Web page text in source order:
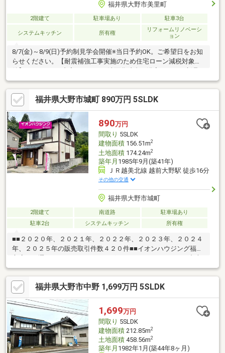
福井県大野市美里町
2階建て 駐車場あり 駐車3台
システムキッチン 所有権
リフォームリノベーシ
ョン
8/7(金)～8/9(日)予約制見学会開催※当日予約OK。ご希望日をお知
らせください。【耐震補強工事実施のため住宅ローン減税対象物
交換/各居室クロス張替/リビングフロア重張/防蟻工事/ハウスクリ
ーニング/鍵交換 等●間取・駐車場・庭・5SLDK・3台駐車可能●
周辺施設・有終東小学校 300m（徒歩４分）・陽明中学校
1300m（徒歩17分）・ローソン大野月見町店550m（徒歩7分）・
ハニー食鮮館こぶし通り店1300m（徒歩17分）●おすすめポイン
ト白蟻防蟻工事施工後5年間保証。返済額や融資可
福井県大野市城町 890万円 5SLDK
890万円
間取り 5SLDK
建物面積156.51m2
土地面積174.24m2
築年月 1985年9月(築41年)
ＪＲ越美北線 越前大野駅 徒歩16分
その他の交通
福井県大野市城町
2階建て 南道路
駐車場あり
駐車2台
システムキッチン 所有権
■■２０２０年、２０２１年、２０２２年、２０２３年、２０２４
年、２０２５年の販売取引件数４２０件■■イオンハウジング福井
住宅～１３．８帖のリビング＋事務所付き！【城町の中古住宅】
～５LDK～・トイレ2箇所・エアコン照明付き・駐車場２台可【周
辺環境】・有終西小学校徒歩６分・コンビニ徒歩１４分・スーパ
ー徒歩９分・陽明中学校徒歩７分運営会社：株式会社住まいのＫ
ＯＥＩイオンハウジングの加盟店は全て独立自営です担当：森
崎 宗平 TEL：080-6235-6021
福井県大野市中野 1,699万円 5SLDK
1,699万円
間取り 5SLDK
建物面積212.85m2
土地面積458.56m2
築年月 1982年1月(築44年8ヶ月)